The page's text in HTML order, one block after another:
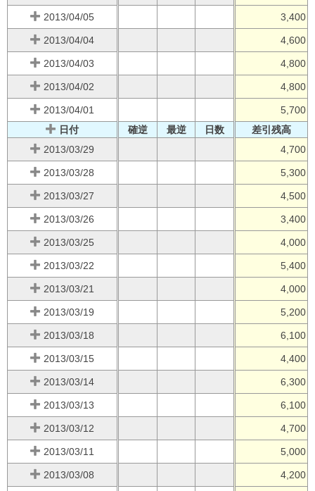
2013/04/05 3,400
2013/04/04 4,600
2013/04/03 4,800
2013/04/02 4,800
2013/04/01
5,700
日付
確逆 最逆 日数
差引残高
2013/03/29
4,700
2013/03/28 5,300
2013/03/27 4,500
2013/03/26 3,400
2013/03/25 4,000
2013/03/22 5,400
2013/03/21 4,000
2013/03/19 5,200
2013/03/18 6,100
2013/03/15 4,400
2013/03/14 6,300
2013/03/13 6,100
2013/03/12 4,700
2013/03/11 5,000
2013/03/08 4,200